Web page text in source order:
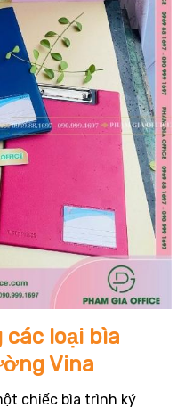
loại bìa
Vina
chiếc bìa trình ký